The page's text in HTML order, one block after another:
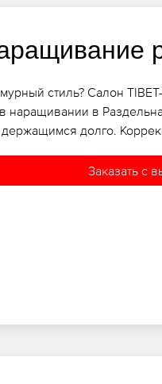
стиль? Салон
наращивании в
долго.
Заказать с